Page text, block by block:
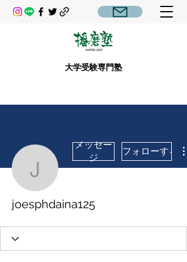
大学受験専門塾
joesphdaina125
メッセー
ジ
フォローする
joesphdaina125